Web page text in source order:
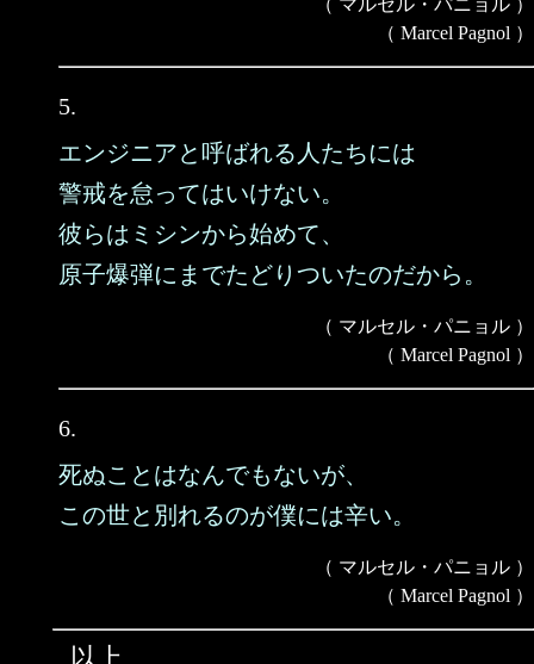
（ マルセル・パニョル ）
（ Marcel Pagnol ）
5.
エンジニアと呼ばれる人たちには
警戒を怠ってはいけない。
彼らはミシンから始めて、
原子爆弾にまでたどりついたのだから。
（ マルセル・パニョル ）
（ Marcel Pagnol ）
6.
死ぬことはなんでもないが、
この世と別れるのが僕には辛い。
（ マルセル・パニョル ）
（ Marcel Pagnol ）
以上